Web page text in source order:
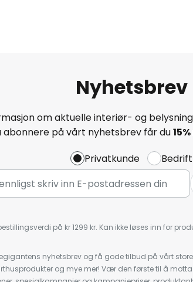
Nyhetsbrev
om aktuelle interiør- og
abonnere på vårt nyhetsbrev får du
Privatkunde
Bedrift
på kr 1299 kr. Kan ikke løses inn for
nyhetsbrev og få gode tilbud på vårt
og mye mer! Vær den første til å